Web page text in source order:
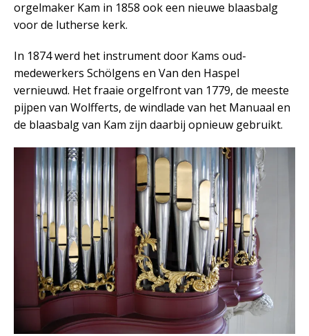
orgelmaker Kam in 1858 ook een nieuwe blaasbalg
voor de lutherse kerk.
In 1874 werd het instrument door Kams oud-
medewerkers Schölgens en Van den Haspel
vernieuwd. Het fraaie orgelfront van 1779, de meeste
pijpen van Wolfferts, de windlade van het Manuaal en
de blaasbalg van Kam zijn daarbij opnieuw gebruikt.